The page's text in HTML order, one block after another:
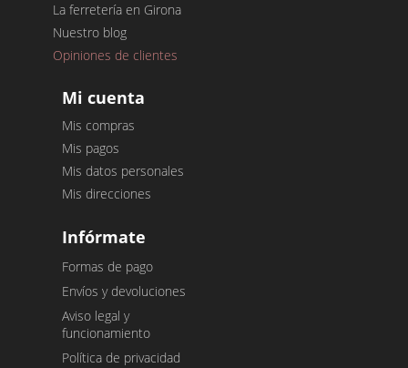
La ferretería en Girona
Nuestro blog
Opiniones de clientes
Mi cuenta
Mis compras
Mis pagos
Mis datos personales
Mis direcciones
Infórmate
Formas de pago
Envíos y devoluciones
Aviso legal y
funcionamiento
Política de privacidad